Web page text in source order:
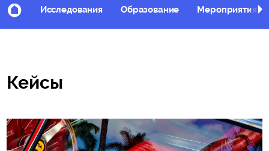
Исследования Образование Мероприятия
Кейсы